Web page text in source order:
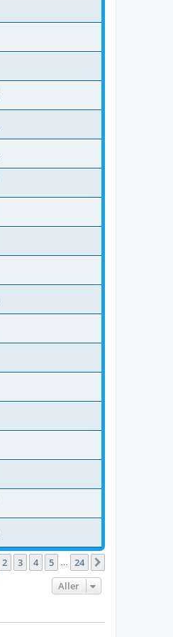
sur24
2 3 4 5 24
Aller